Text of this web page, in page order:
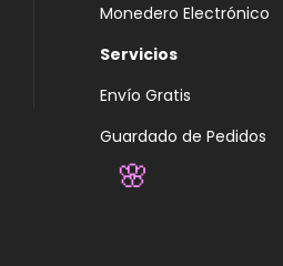
Monedero Electrónico
Servicios
Envío Gratis
Guardado de Pedidos